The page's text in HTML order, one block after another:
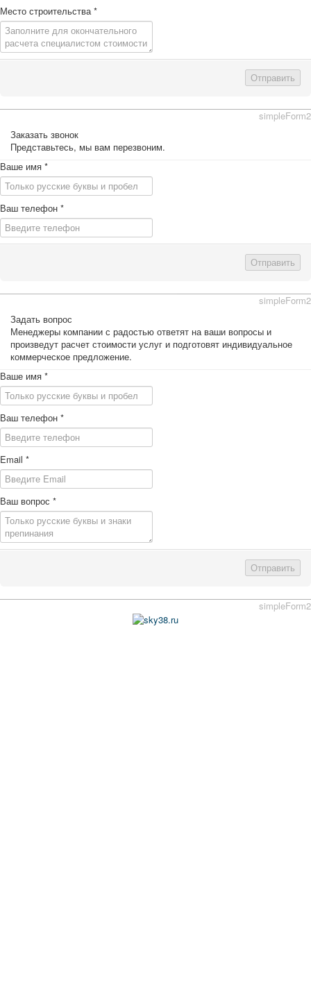
Место строительства*
Отправить
simpleForm2
Заказать звонок
Представьтесь, мы вам перезвоним.
Ваше имя *
Ваш телефон *
Отправить
simpleForm2
Задать вопрос
Менеджеры компании с радостью ответят на ваши вопросы и
произведут расчет стоимости услуг и подготовят индивидуальное
коммерческое предложение.
Ваше имя *
Ваш телефон *
Email *
Ваш вопрос *
Отправить
simpleForm2